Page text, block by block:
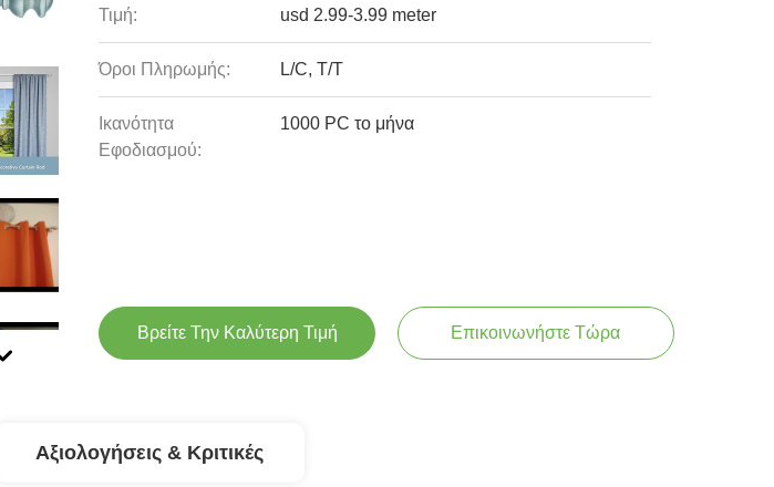
Τιμή: usd 2.99-3.99 meter
Όροι Πληρωμής: L/C, T/T
Ικανότητα
Εφοδιασμού:
1000 PC το μήνα
Βρείτε Την Καλύτερη Τιμή Επικοινωνήστε Τώρα
Αξιολογήσεις & Κριτικές